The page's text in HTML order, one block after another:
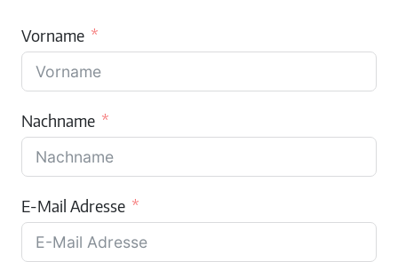
Vorname
Nachname
E-Mail Adresse